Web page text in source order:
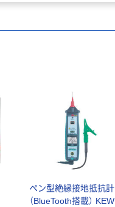
ペン型絶縁接地抵抗計
（BlueTooth搭載） KEW